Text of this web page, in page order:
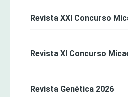
Revista XXI Concurso
Revista XI Concurso
Revista Genética 2026